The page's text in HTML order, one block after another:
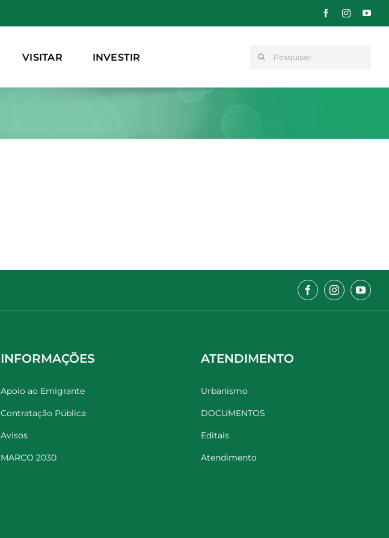
VISITAR INVESTIR Pesquisar
INFORMAÇÕES
Apoio ao Emigrante
Contratação Pública
Avisos
MARCO 2030
ATENDIMENTO
Urbanismo
DOCUMENTOS
Editais
Atendimento